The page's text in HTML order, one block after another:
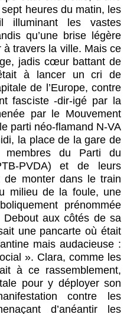
heures du matin, les
illuminant les vastes
qu’une brise légère
à travers la ville. Mais ce
jadis cœur battant de
à lancer un cri de
de l’Europe, contre
fasciste -dir-igé par la
par le Mouvement
parti néo-flamand N-VA.
la place de la gare de
membres du Parti du
PVDA) et de leurs
de monter dans le train
milieu de la foule, une
prénommée
aux côtés de sa
une pancarte où était
mais audacieuse :
». Clara, comme les
à ce rassemblement,
pour y déployer son
contre les
d’anéantir les